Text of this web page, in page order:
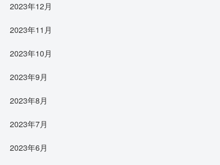
2023年12月
2023年11月
2023年10月
2023年9月
2023年8月
2023年7月
2023年6月